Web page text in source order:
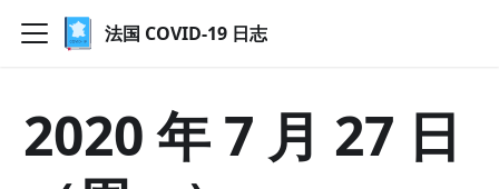
法国 COVID-19 日志
2020 年 7 月 27 日